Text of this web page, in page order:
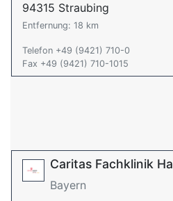
94315 Straubing
Entfernung: 18 km
Telefon +49 (9421) 710-0
Fax +49 (9421) 710-1015
Caritas Fachklinik
Bayern